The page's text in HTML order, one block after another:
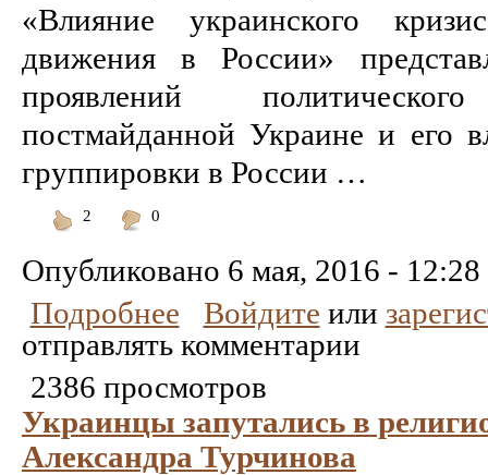
«Влияние украинского
движения в России»
проявлений
постмайданной Украине и его
группировки в России …
2
0
Опубликовано 6 мая, 2016 - 12:28
Подробнее
Войдите или
отправлять комментарии
2386 просмотров
Украинцы запутались в
Александра Турчинова